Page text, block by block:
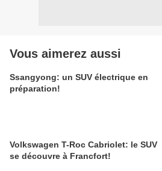
Vous aimerez aussi
Ssangyong: un SUV électrique en
préparation!
Volkswagen T-Roc Cabriolet: le SUV
se découvre à Francfort!